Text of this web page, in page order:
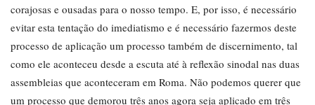
corajosas e ousadas para o nosso tempo. E, por isso, é necessário
evitar esta tentação do imediatismo e é necessário fazermos deste
processo de aplicação um processo também de discernimento, tal
como ele aconteceu desde a escuta até à reflexão sinodal nas duas
assembleias que aconteceram em Roma. Não podemos querer que
um processo que demorou três anos agora seja aplicado em três